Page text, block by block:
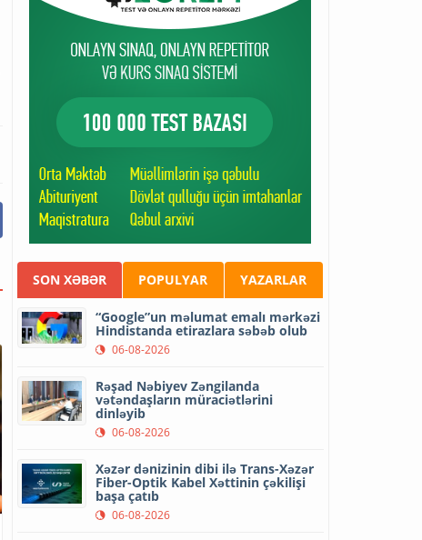
SON XƏBƏR POPULYAR YAZARLAR
“Google”un məlumat emalı mərkəzi
Hindistanda etirazlara səbəb olub
06-08-2026
Rəşad Nəbiyev Zəngilanda
vətəndaşların müraciətlərini
dinləyib
06-08-2026
Xəzər dənizinin dibi ilə Trans-Xəzər
Fiber-Optik Kabel Xəttinin çəkilişi
başa çatıb
06-08-2026